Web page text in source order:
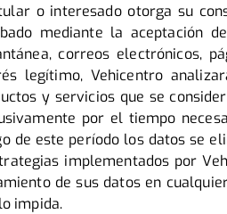
o interesado otorga su
mediante la aceptación
correos electrónicos,
legítimo, Vehicentro
y servicios que se
por el tiempo
de este período los datos se
implementados por
de sus datos en
impida.